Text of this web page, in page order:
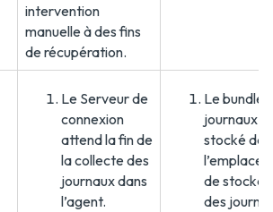
intervention
manuelle à des fins
de récupération.
Le Serveur de
connexion
attend la fin de
la collecte des
journaux dans
l’agent.
Le bundle
journaux
stocké
de
des